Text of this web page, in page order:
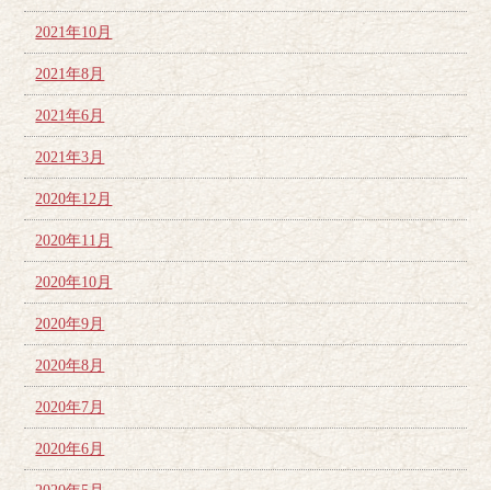
2021年10月
2021年8月
2021年6月
2021年3月
2020年12月
2020年11月
2020年10月
2020年9月
2020年8月
2020年7月
2020年6月